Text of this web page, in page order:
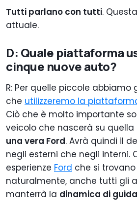
Tutti parlano con tutti.
attuale.
D: Quale piattaforma
cinque nuove auto?
R: Per quelle piccole
che utilizzeremo la
Ciò che è molto importante
veicolo che nascerà su
una vera Ford. Avrà quindi il
negli esterni che negli interni.
esperienze Ford che si
naturalmente, anche tutti gli
manterrà la dinamica di